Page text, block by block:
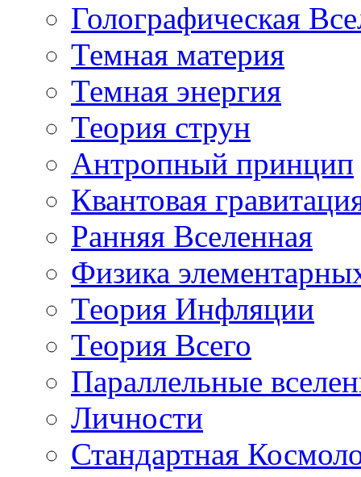
Голографическая
Темная материя
Темная энергия
Теория струн
Антропный принцип
Квантовая
Ранняя Вселенная
Физика
Теория Инфляции
Теория Всего
Параллельные
Личности
Стандартная